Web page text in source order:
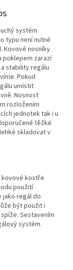
systém
typu není nutné
Kovové nosníky
poklepem zarazí
stability regálu
Pokud
umístit
Nosnost
rozložením
jednotek tak i u
těžké
skladovat v
kovové kostře
použití
jako regál do
být použit i
Sestavením
systém.